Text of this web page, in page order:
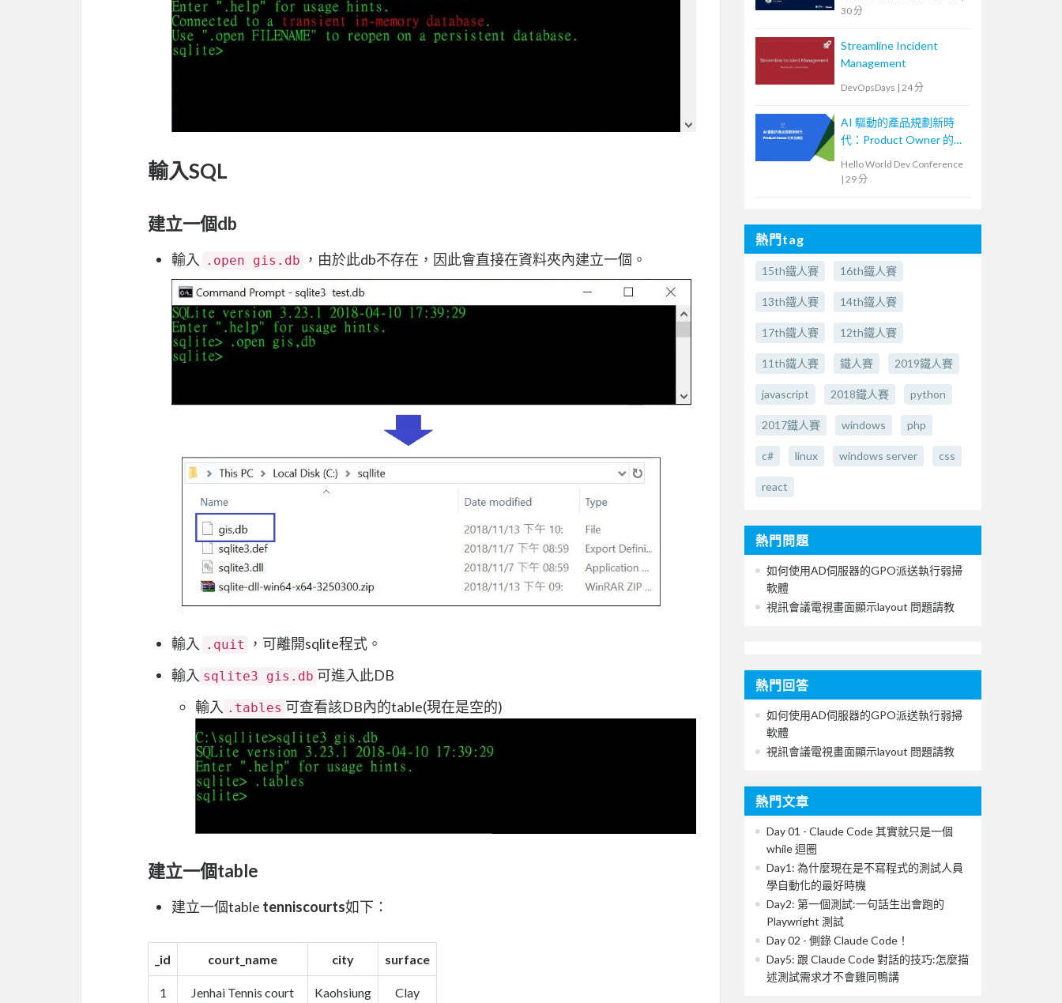
輸入SQL
建立一個db
輸入 .open gis.db ，由於此db不存在，因此會直接在資料夾內建立一個。
輸入 .quit
，可離開sqlite程式。
輸入 sqlite3 gis.db 可進入此DB
輸入 .tables 可查看該DB內的table(現在是空的)
建立一個table
建立一個table tenniscourts如下：
_id court_name city surface
1 Jenhai Tennis court Kaohsiung Clay
30 分
Streamline Incident
Management
DevOpsDays | 24 分
AI 驅動的產品規劃新時
代：Product Owner 的角
Hello World Dev Conference
| 29 分
熱門tag
15th鐵人賽 16th鐵人賽
13th鐵人賽 14th鐵人賽
17th鐵人賽 12th鐵人賽
11th鐵人賽 鐵人賽 2019鐵人賽
javascript 2018鐵人賽 python
2017鐵人賽 windows php
c# linux windows server css
react
熱門問題
如何使用AD伺服器的GPO派送執行弱掃
軟體
視訊會議電視畫面顯示layout 問題請教
熱門回答
如何使用AD伺服器的GPO派送執行弱掃
軟體
視訊會議電視畫面顯示layout 問題請教
熱門文章
Day 01 - Claude Code 其實就只是一個
while 迴圈
Day1: 為什麼現在是不寫程式的測試人員
學自動化的最好時機
Day2: 第一個測試:一句話生出會跑的
Playwright 測試
Day 02 - 側錄 Claude Code！
Day5: 跟 Claude Code 對話的技巧:怎麼描
述測試需求才不會雞同鴨講